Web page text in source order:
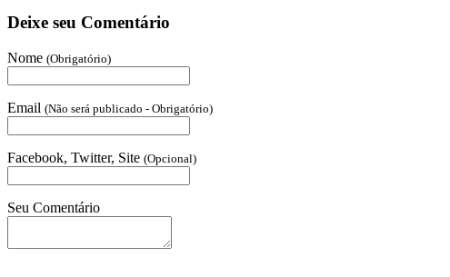
Deixe seu Comentário
Nome (Obrigatório)
Email (Não será publicado - Obrigatório)
Facebook, Twitter, Site (Opcional)
Seu Comentário